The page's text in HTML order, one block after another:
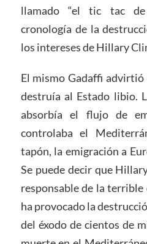
llamado “el tic tac de
cronología de la
los intereses de Hillary
El mismo Gadaffi advirtió
destruía al Estado libio.
absorbía el flujo de
controlaba el
tapón, la emigración a
Se puede decir que
responsable de la
ha provocado la
del éxodo de cientos de